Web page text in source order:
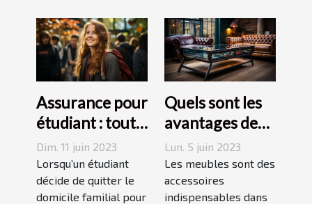
Assurance pour
étudiant : tout
ce qu’il faut
savoir avant de
choisir
Dim. 11 juin 2023
Lorsqu’un étudiant
décide de quitter le
domicile familial pour
Quels sont les
avantages des
tables basses
industrielles ?
Lun. 5 juin 2023
Les meubles sont des
accessoires
indispensables dans